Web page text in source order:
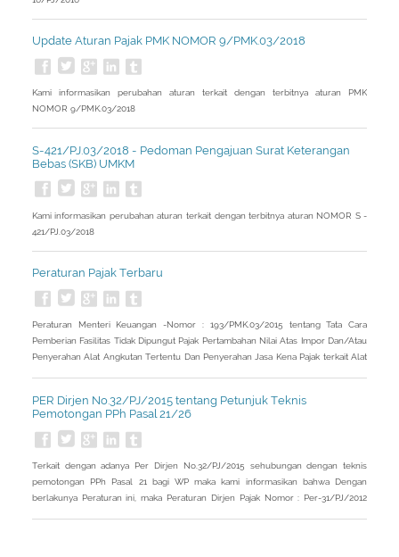
Update Aturan Pajak PMK NOMOR 9/PMK.03/2018
Kami informasikan perubahan aturan terkait dengan terbitnya aturan PMK
NOMOR 9/PMK.03/2018
S-421/PJ.03/2018 - Pedoman Pengajuan Surat Keterangan
Bebas (SKB) UMKM
Kami informasikan perubahan aturan terkait dengan terbitnya aturan NOMOR S -
421/PJ.03/2018
Peraturan Pajak Terbaru
Peraturan Menteri Keuangan -Nomor : 193/PMK.03/2015 tentang Tata Cara
Pemberian Fasilitas Tidak Dipungut Pajak Pertambahan Nilai Atas Impor Dan/Atau
Penyerahan Alat Angkutan Tertentu Dan Penyerahan Jasa Kena Pajak terkait Alat
PER Dirjen No.32/PJ/2015 tentang Petunjuk Teknis
Pemotongan PPh Pasal 21/26
Terkait dengan adanya Per Dirjen No.32/PJ/2015 sehubungan dengan teknis
pemotongan PPh Pasal 21 bagi WP maka kami informasikan bahwa Dengan
berlakunya Peraturan ini, maka Peraturan Dirjen Pajak Nomor : Per-31/PJ/2012